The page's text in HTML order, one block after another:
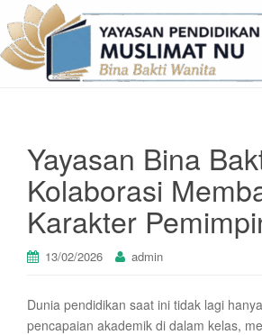
Yayasan Bina
Kolaborasi
Karakter
13/02/2026 admin
Dunia pendidikan saat ini tidak lagi
pencapaian akademik di dalam kelas,